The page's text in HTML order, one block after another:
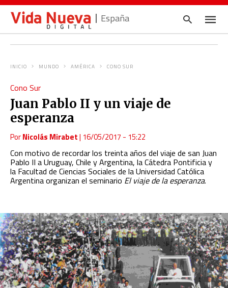
España
INICIO MUNDO AMÉRICA CONO SUR
Cono Sur
Juan Pablo II y un viaje de
esperanza
PorNicolás Mirabet| 16/05/2017 - 15:22
Con motivo de recordar los treinta años del viaje de san Juan
Pablo II a Uruguay, Chile y Argentina, la Cátedra Pontificia y
la Facultad de Ciencias Sociales de la Universidad Católica
Argentina organizan el seminario El viaje de la esperanza.